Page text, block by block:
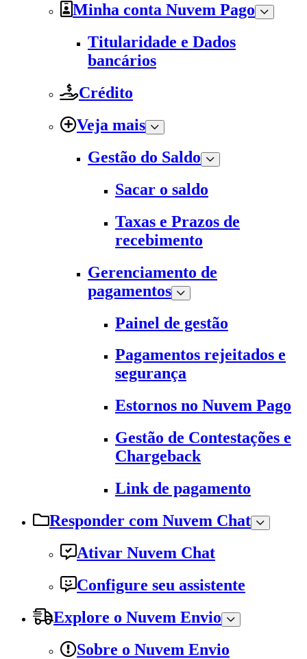
Minha conta Nuvem Pago
Titularidade e Dados
bancários
Crédito
Veja mais
Gestão do Saldo
Sacar o saldo
Taxas e Prazos de
recebimento
Gerenciamento de
pagamentos
Painel de gestão
Pagamentos rejeitados e
segurança
Estornos no Nuvem Pago
Gestão de Contestações e
Chargeback
Link de pagamento
Responder com Nuvem Chat
Ativar Nuvem Chat
Configure seu assistente
Explore o Nuvem Envio
Sobre o Nuvem Envio